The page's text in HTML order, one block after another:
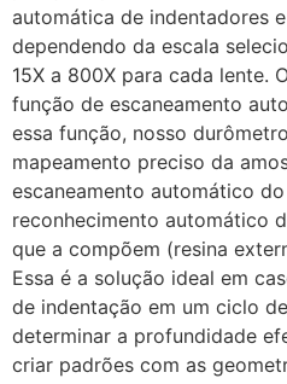
automática de indentadores
dependendo da escala
15X a 800X para cada lente.
função de escaneamento
essa função, nosso
mapeamento preciso da
escaneamento automático
reconhecimento automático
que a compõem (resina
Essa é a solução ideal em
de indentação em um ciclo
determinar a profundidade
criar padrões com as